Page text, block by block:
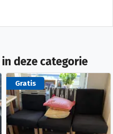
deze categorie
Gratis